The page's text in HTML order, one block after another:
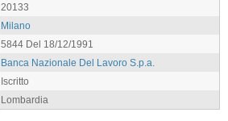
20133
Milano
5844 Del 18/12/1991
Banca Nazionale Del Lavoro S.p.a.
Iscritto
Lombardia